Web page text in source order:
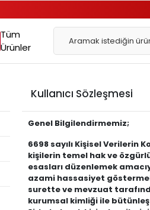
Tüm
Ürünler
Kullanıcı Sözleşmesi
Genel Bilgilendirmemiz;
6698 sayılı Kişisel Verilerin
kişilerin temel hak ve
esasları düzenlemek
azami hassasiyet
surette ve mevzuat
kurumsal kimliği ile